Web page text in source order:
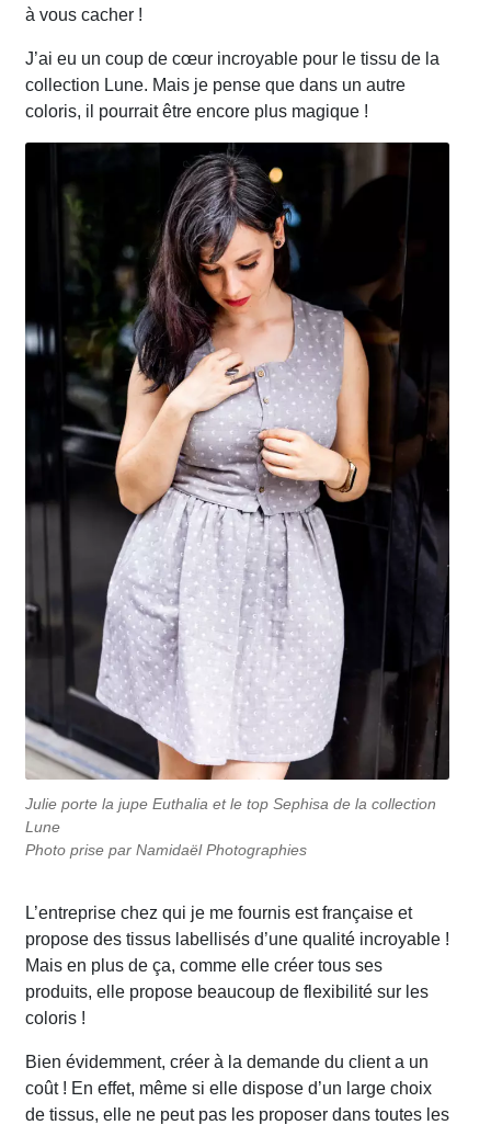
à vous cacher !
J’ai eu un coup de cœur incroyable pour le tissu de la
collection Lune. Mais je pense que dans un autre
coloris, il pourrait être encore plus magique !
Julie porte la jupe Euthalia et le top Sephisa de la collection
Lune
Photo prise par Namidaël Photographies
L’entreprise chez qui je me fournis est française et
propose des tissus labellisés d’une qualité incroyable !
Mais en plus de ça, comme elle créer tous ses
produits, elle propose beaucoup de flexibilité sur les
coloris !
Bien évidemment, créer à la demande du client a un
coût ! En effet, même si elle dispose d’un large choix
de tissus, elle ne peut pas les proposer dans toutes les